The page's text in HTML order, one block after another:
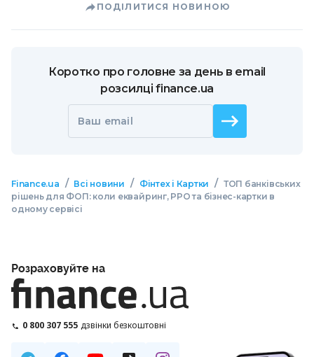
ПОДІЛИТИСЯ НОВИНОЮ
Коротко про головне за день в email
розсилці finance.ua
Ваш email
Finance.ua / Всі новини / Фінтех і Картки / ТОП банківських
рішень для ФОП: коли еквайринг, РРО та бізнес-картки в
одному сервісі
Розраховуйте на
0 800 307 555 дзвінки безкоштовні